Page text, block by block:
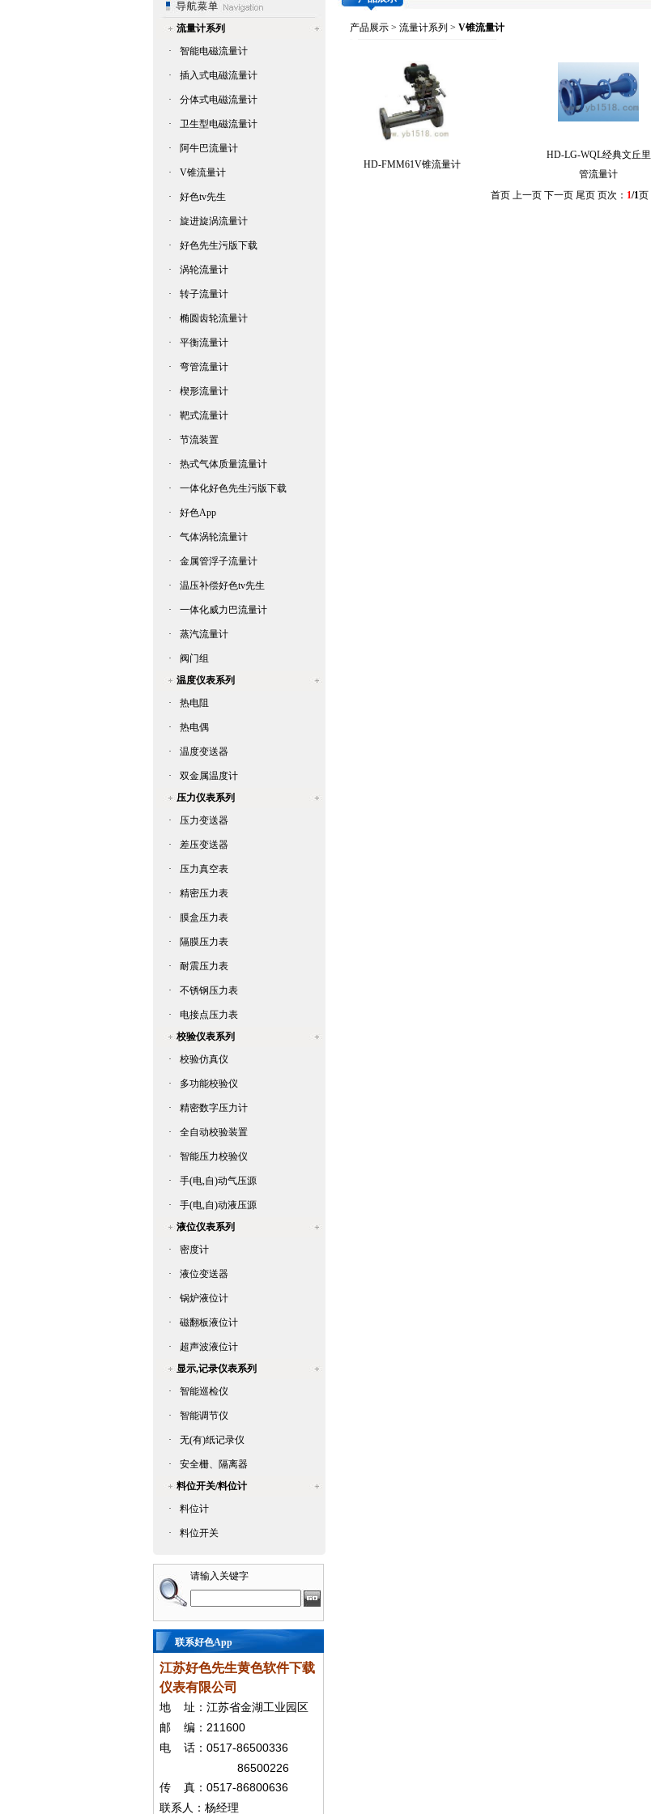
流量计系列
·
智能电磁流量计
· 插入式电磁流量计
· 分体式电磁流量计
· 卫生型电磁流量计
· 阿牛巴流量计
· V锥流量计
· 好色tv先生
· 旋进旋涡流量计
· 好色先生污版下载
· 涡轮流量计
· 转子流量计
· 椭圆齿轮流量计
· 平衡流量计
· 弯管流量计
· 楔形流量计
· 靶式流量计
· 节流装置
· 热式气体质量流量计
· 一体化好色先生污版下载
· 好色App
· 气体涡轮流量计
· 金属管浮子流量计
· 温压补偿好色tv先生
· 一体化威力巴流量计
· 蒸汽流量计
·
阀门组
温度仪表系列
·
热电阻
· 热电偶
· 温度变送器
·
双金属温度计
压力仪表系列
·
压力变送器
· 差压变送器
· 压力真空表
· 精密压力表
· 膜盒压力表
· 隔膜压力表
· 耐震压力表
· 不锈钢压力表
·
电接点压力表
校验仪表系列
·
校验仿真仪
· 多功能校验仪
· 精密数字压力计
· 全自动校验装置
· 智能压力校验仪
· 手(电,自)动气压源
·
手(电,自)动液压源
液位仪表系列
·
密度计
· 液位变送器
· 锅炉液位计
· 磁翻板液位计
·
超声波液位计
显示,记录仪表系列
·
智能巡检仪
· 智能调节仪
· 无(有)纸记录仪
·
安全栅、隔离器
料位开关/料位计
·
料位计
· 料位开关
请输入关键字
联系好色App
江苏好色先生黄色软件下载
仪表有限公司
地
址：江苏省金湖工业园区
邮
编： 211600
电 话： 0517-86500336
86500226
传 真： 0517-86800636
联系人：杨经理
产品展示> 流量计系列 > V锥流量计
HD-FMM61V锥流量计
HD-LG-WQL经典文丘里
管流量计
首页 上一页 下一页 尾页 页次： 1/1页